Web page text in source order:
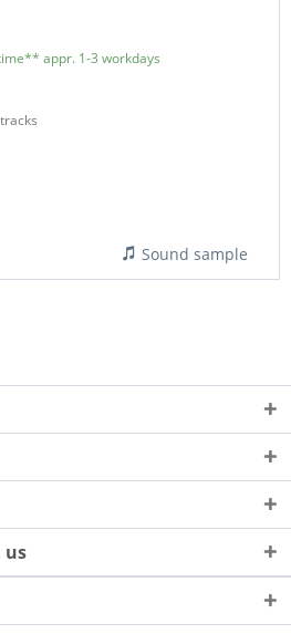
appr. 1-3 workdays
Sound sample
us